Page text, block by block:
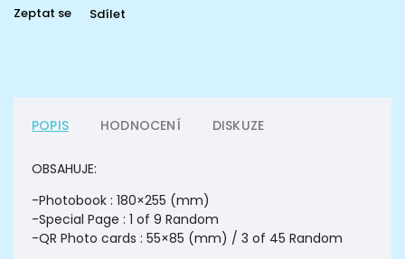
Zeptat se Sdílet
POPIS HODNOCENÍ DISKUZE
OBSAHUJE:
-Photobook : 180×255 (mm)
-Special Page : 1 of 9 Random
-QR Photo cards : 55×85 (mm) / 3 of 45 Random